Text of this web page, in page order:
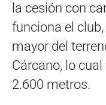
la cesión con
funciona el
mayor del
Cárcano, lo
2.600 metros.